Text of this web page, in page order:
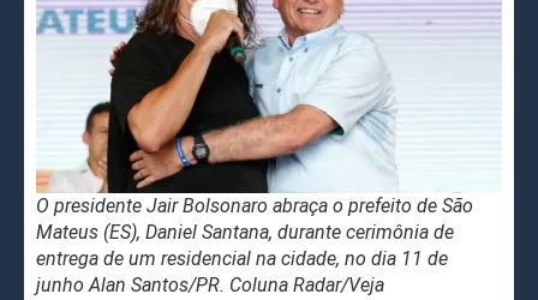
O presidente Jair Bolsonaro abraça o prefeito de São
Mateus (ES), Daniel Santana, durante cerimônia de
entrega de um residencial na cidade, no dia 11 de
junho Alan Santos/PR. Coluna Radar/Veja